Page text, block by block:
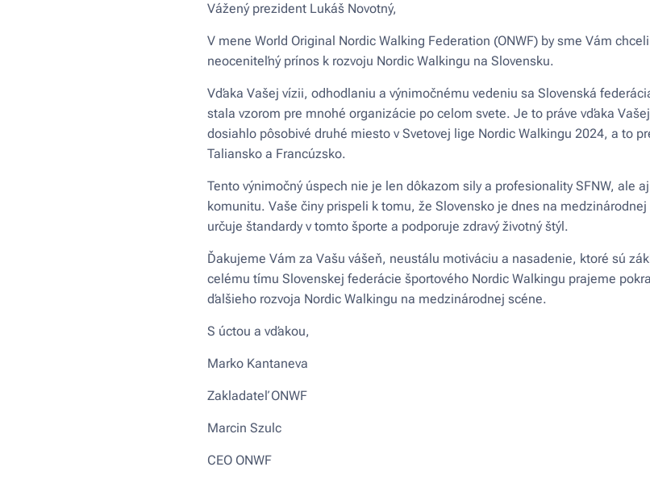
Vážený prezident Lukáš Novotný,
V mene World Original Nordic Walking Federation (ONWF) by sme Vám
neoceniteľný prínos k rozvoju Nordic Walkingu na Slovensku.
Vďaka Vašej vízii, odhodlaniu a výnimočnému vedeniu sa Slovenská
stala vzorom pre mnohé organizácie po celom svete. Je to práve vďaka
dosiahlo pôsobivé druhé miesto v Svetovej lige Nordic Walkingu 2024, a to
Taliansko a Francúzsko.
Tento výnimočný úspech nie je len dôkazom sily a profesionality SFNW, ale
komunitu. Vaše činy prispeli k tomu, že Slovensko je dnes na
určuje štandardy v tomto športe a podporuje zdravý životný štýl.
Ďakujeme Vám za Vašu vášeň, neustálu motiváciu a nasadenie, ktoré sú
celému tímu Slovenskej federácie športového Nordic Walkingu prajeme
ďalšieho rozvoja Nordic Walkingu na medzinárodnej scéne.
S úctou a vďakou,
Marko Kantaneva
Zakladateľ ONWF
Marcin Szulc
CEO ONWF